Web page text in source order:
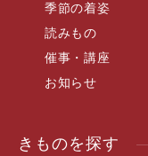
季節の着姿
読みもの
催事・講座
お知らせ
きものを探す